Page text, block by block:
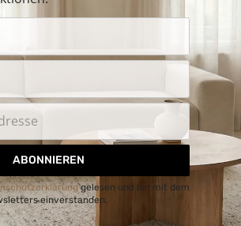
ABONNIEREN
gelesen und bin mit dem
einverstanden.